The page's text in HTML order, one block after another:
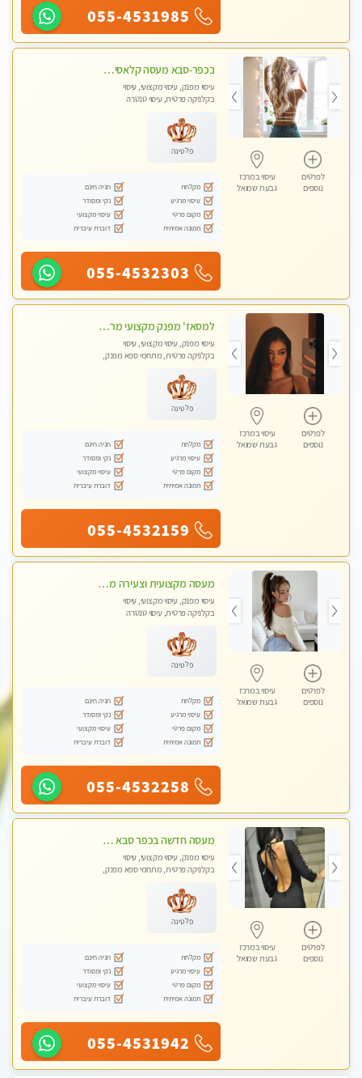
055-4531985
לפרטים
נוספים
עיסוי במרכז
גבעת שמואל
בכפר-סבא מעסה קלאסית ומפנקת. . highly recommended..new in the city
עיסוי מפנק, עיסוי מקצועי, עיסוי
בקלניקה פרטית, עיסוי טנטרה
פלטינה
מקלחת
חניה חינם
עיסוי מרגיע
נקי ומסודר
מקום פרטי
עיסוי מקצועי
תמונה אמיתית
דוברת עיברית
055-4532303
לפרטים
נוספים
עיסוי במרכז
גבעת שמואל
למסאז' מפנק מקצועי מרגיע ומשחרר את כל הגוף! מומלץ מאוד -ללא מין! בהוד- השרון
עיסוי מפנק, עיסוי מקצועי, עיסוי
בקלניקה פרטית, מתחמי ספא מפנק,
פלטינה
מקלחת
חניה חינם
עיסוי מרגיע
נקי ומסודר
מקום פרטי
עיסוי מקצועי
תמונה אמיתית
דוברת עיברית
055-4532159
לפרטים
נוספים
עיסוי במרכז
גבעת שמואל
מעסה מקצועית וצעירה מוזמן לחוויה בלתי נשכחת! מומלץ לחלוטין! כל סוגי העיסויים מעסה מקצועית ואיכותית פרטי!!!
עיסוי מפנק, עיסוי מקצועי, עיסוי
בקלניקה פרטית, עיסוי טנטרה
פלטינה
מקלחת
חניה חינם
עיסוי מרגיע
נקי ומסודר
מקום פרטי
עיסוי מקצועי
תמונה אמיתית
דוברת עיברית
055-4532258
לפרטים
נוספים
עיסוי במרכז
גבעת שמואל
מעסה חדשה בכפר סבא כל סוגי העיסויים מעסה מקצועית ואיכותית פרטי!!!מומלץ לחלוטין!! ללא מין !
עיסוי מפנק, עיסוי מקצועי, עיסוי
בקלניקה פרטית, מתחמי ספא מפנק,
פלטינה
מקלחת
חניה חינם
עיסוי מרגיע
נקי ומסודר
מקום פרטי
עיסוי מקצועי
תמונה אמיתית
דוברת עיברית
055-4531942